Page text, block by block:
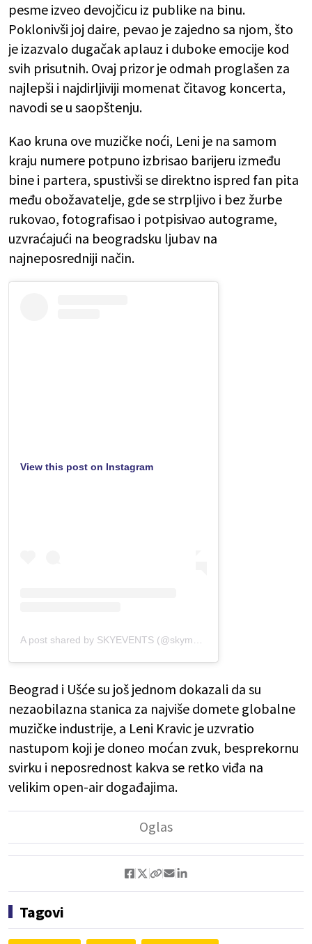
pesme izveo devojčicu iz publike na binu.
Poklonivši joj daire, pevao je zajedno sa njom, što
je izazvalo dugačak aplauz i duboke emocije kod
svih prisutnih. Ovaj prizor je odmah proglašen za
najlepši i najdirljiviji momenat čitavog koncerta,
navodi se u saopštenju.
Kao kruna ove muzičke noći, Leni je na samom
kraju numere potpuno izbrisao barijeru između
bine i partera, spustivši se direktno ispred fan pita
među obožavatelje, gde se strpljivo i bez žurbe
rukovao, fotografisao i potpisivao autograme,
uzvraćajući na beogradsku ljubav na
najneposredniji način.
View this post on Instagram
Beograd i Ušće su još jednom dokazali da su
nezaobilazna stanica za najviše domete globalne
muzičke industrije, a Leni Kravic je uzvratio
nastupom koji je doneo moćan zvuk, besprekornu
svirku i neposrednost kakva se retko viđa na
velikim open-air događajima.
Tagovi